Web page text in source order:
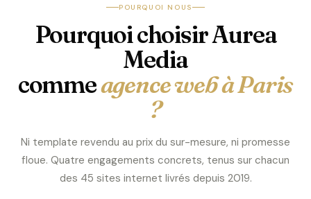
POURQUOI NOUS
Pourquoi choisir Aurea
Media
commeagence web à Paris
?
Ni template revendu au prix du sur-mesure, ni promesse
floue. Quatre engagements concrets, tenus sur chacun
des 45 sites internet livrés depuis 2019.